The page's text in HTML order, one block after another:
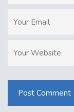
Post Comment